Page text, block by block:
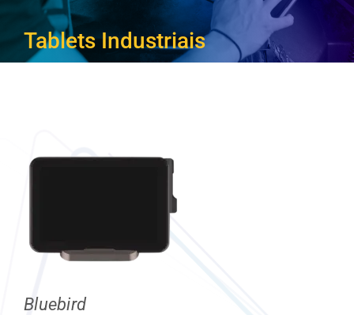
CARREIRA
Tablets Industriais
Bluebird